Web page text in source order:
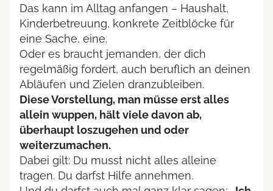
Das kann im Alltag anfangen – Haushalt,
Kinderbetreuung, konkrete Zeitblöcke für
eine Sache, eine.
Oder es braucht jemanden, der dich
regelmäßig fordert, auch beruflich an deinen
Abläufen und Zielen dranzubleiben.
Diese Vorstellung, man müsse erst alles
allein wuppen, hält viele davon ab,
überhaupt loszugehen und oder
weiterzumachen.
Dabei gilt: Du musst nicht alles alleine
tragen. Du darfst Hilfe annehmen.